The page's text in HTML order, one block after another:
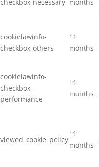
checkbox-necessary months
cookielawinfo-
checkbox-others
11
months
cookielawinfo-
checkbox-
performance
11
months
viewed_cookie_policy
11
months